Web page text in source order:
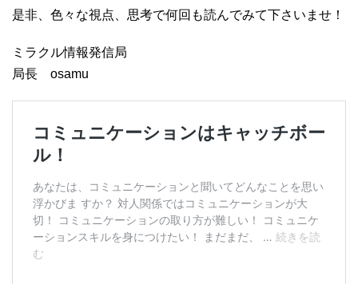
是非、色々な視点、思考で何回も読んでみて下さいませ！
ミラクル情報発信局
局長 osamu